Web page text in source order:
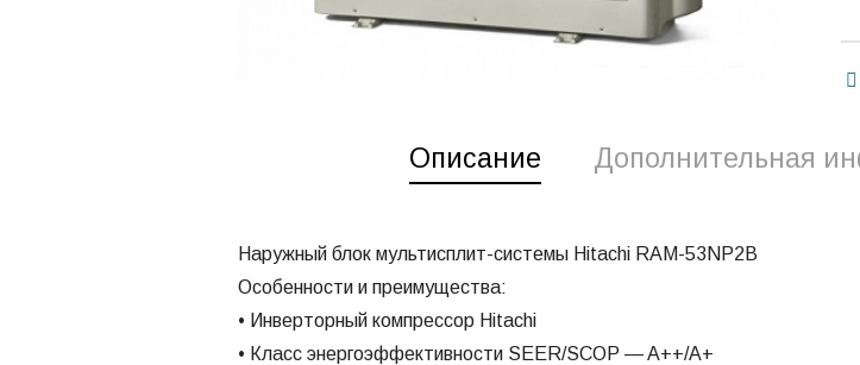
Описание Дополнительная
Наружный блок мультисплит-системы Hitachi RAM-53NP2B
Особенности и преимущества:
• Инверторный компрессор Hitachi
• Класс энергоэффективности SEER/SCOP — A++/A+